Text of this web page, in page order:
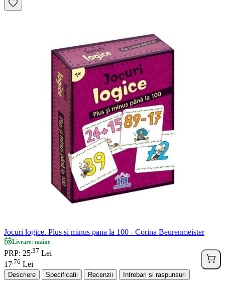
Jocuri logice. Plus si minus pana la 100 - Corina Beurenmeister
Livrare: maine
PRP: 25 37 Lei
17 76 Lei
Descriere Specificatii Recenzii Intrebari si raspunsuri